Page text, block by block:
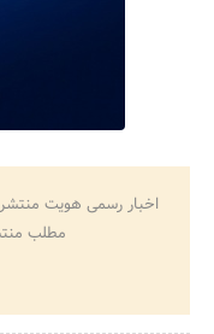
اخبار رسمی هویت
مطلب